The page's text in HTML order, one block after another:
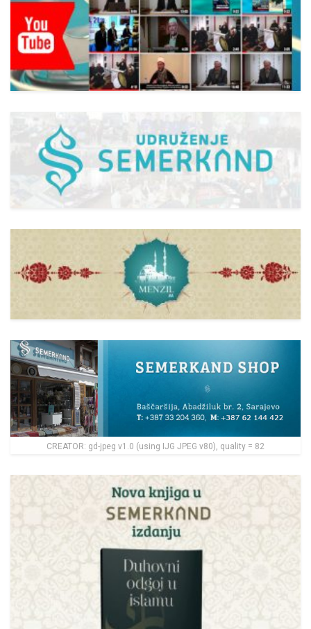
CREATOR: gd-jpeg v1.0 (using IJG JPEG v80), quality = 82